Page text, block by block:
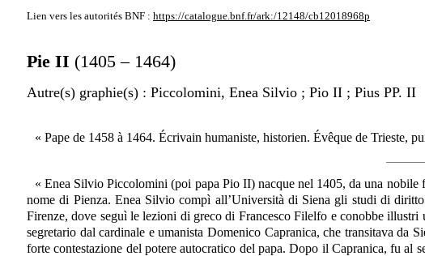
Lien vers les autorités BNF : https://catalogue.bnf.fr/ark:/12148/cb12018968p
Pie II (1405 – 1464)
Autre(s) graphie(s) : Piccolomini, Enea Silvio ; Pio II ; Pius PP. II
« Pape de 1458 à 1464. Écrivain humaniste, historien. Évêque de Trieste,
« Enea Silvio Piccolomini (poi papa Pio II) nacque nel 1405, da una
nome di Pienza. Enea Silvio compì all’Università di Siena gli studi di
Firenze, dove seguì le lezioni di greco di Francesco Filelfo e conobbe
segretario dal cardinale e umanista Domenico Capranica, che transitava
forte contestazione del potere autocratico del papa. Dopo il Capranica, fu